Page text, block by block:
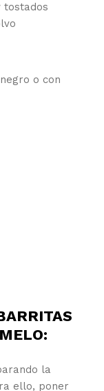
tostados
o con
la
ello, poner